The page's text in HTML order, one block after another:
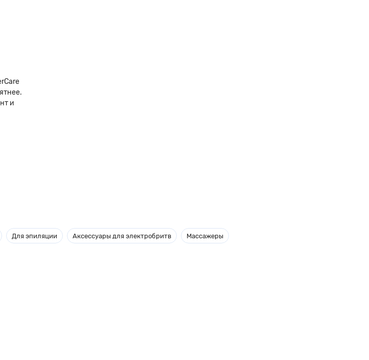
и
Для эпиляции Аксессуары для электробритв Массажеры